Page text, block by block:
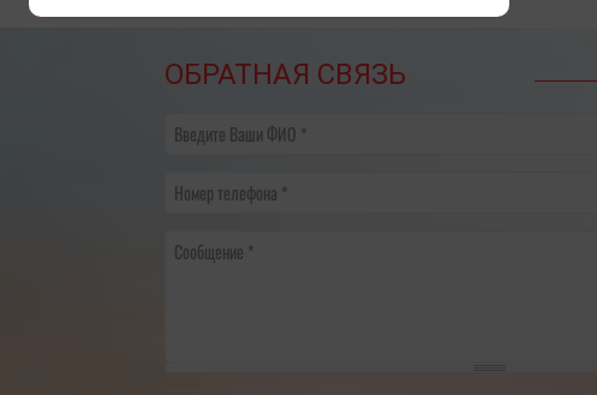
ОБРАТНАЯ СВЯЗЬ
Введите Ваши ФИО
Номер телефона
Сообщение